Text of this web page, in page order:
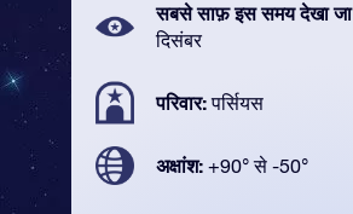
सबसे साफ़ इस समय देखा
दिसंबर
परिवार:पर्सियस
अक्षांश: +90° से -50°